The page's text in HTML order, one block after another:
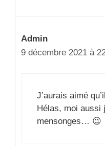
Admin
9 décembre 2021 à
J’aurais aimé
Hélas, moi aussi
mensonges… 😉